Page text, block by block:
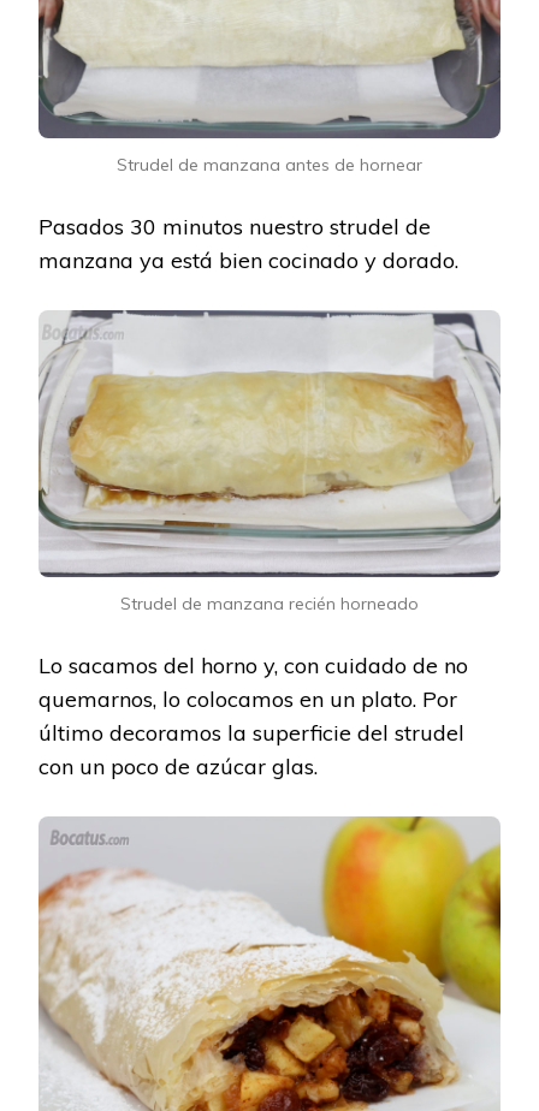
Strudel de manzana antes de hornear
Pasados 30 minutos nuestro strudel de
manzana ya está bien cocinado y dorado.
Strudel de manzana recién horneado
Lo sacamos del horno y, con cuidado de no
quemarnos, lo colocamos en un plato. Por
último decoramos la superficie del strudel
con un poco de azúcar glas.